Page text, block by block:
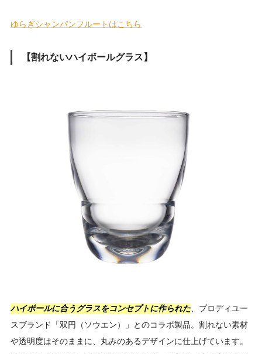
ゆらぎシャンパンフルートはこちら
【割れないハイボールグラス】
ハイボールに合うグラスをコンセプトに作られた、プロディユー
スブランド「双円（ソウエン）」とのコラボ製品。割れない素材
や透明度はそのままに、丸みのあるデザインに仕上げています。